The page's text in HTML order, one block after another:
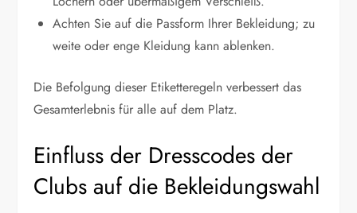
Achten Sie auf die Passform Ihrer Bekleidung; zu
weite oder enge Kleidung kann ablenken.
Die Befolgung dieser Etiketteregeln verbessert das
Gesamterlebnis für alle auf dem Platz.
Einfluss der Dresscodes der
Clubs auf die Bekleidungswahl